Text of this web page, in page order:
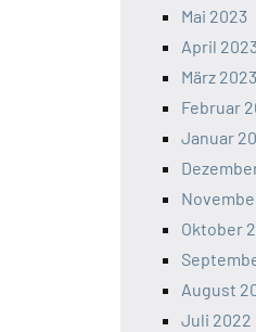
Mai 2023
April
März 2023
Februar
Januar
Oktober
August
Juli 2022